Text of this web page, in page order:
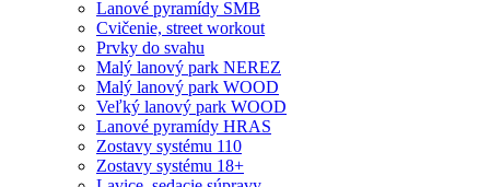
Lanové pyramídy SMB
Cvičenie, street workout
Prvky do svahu
Malý lanový park NEREZ
Malý lanový park WOOD
Veľký lanový park WOOD
Lanové pyramídy HRAS
Zostavy systému 110
Zostavy systému 18+